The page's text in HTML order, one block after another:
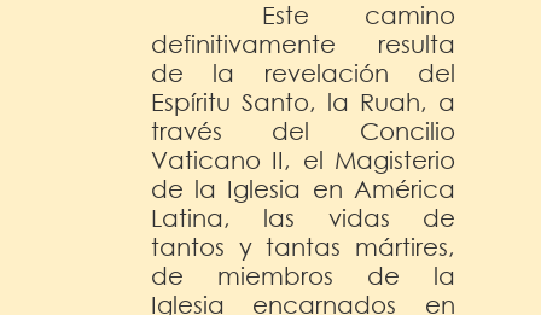
Este camino
definitivamente resulta
de la revelación del
Espíritu Santo, la Ruah, a
través del Concilio
Vaticano II, el Magisterio
de la Iglesia en América
Latina, las vidas de
tantos y tantas mártires,
de miembros de la
Iglesia encarnados en